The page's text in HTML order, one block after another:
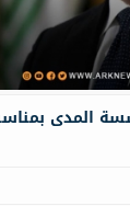
المدى